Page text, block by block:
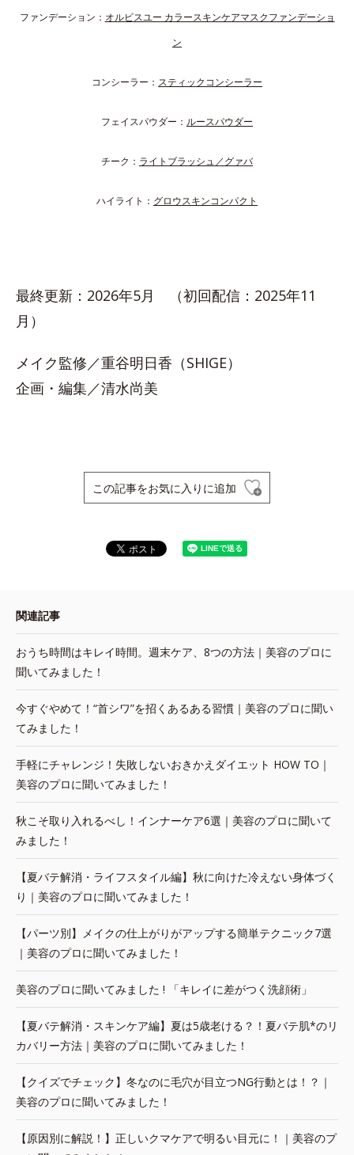
ファンデーション： オルビスユー カラースキンケアマスクファンデーショ
ン
コンシーラー： スティックコンシーラー
フェイスパウダー： ルースパウダー
チーク： ライトブラッシュ／グァバ
ハイライト： グロウスキンコンパクト
最終更新：2026年5月 （初回配信：2025年11
月）
メイク監修／重谷明日香（SHIGE）
企画・編集／清水尚美
この記事をお気に入りに追加
関連記事
おうち時間はキレイ時間。週末ケア、8つの方法｜美容のプロに
聞いてみました！
今すぐやめて！“首シワ”を招くあるある習慣｜美容のプロに聞い
てみました！
手軽にチャレンジ！失敗しないおきかえダイエット HOW TO｜
美容のプロに聞いてみました！
秋こそ取り入れるべし！インナーケア6選｜美容のプロに聞いて
みました！
【夏バテ解消・ライフスタイル編】秋に向けた冷えない身体づく
り｜美容のプロに聞いてみました！
【パーツ別】メイクの仕上がりがアップする簡単テクニック7選
｜美容のプロに聞いてみました！
美容のプロに聞いてみました ! 「キレイに差がつく洗顔術」
【夏バテ解消・スキンケア編】夏は5歳老ける？！夏バテ肌*のリ
カバリー方法｜美容のプロに聞いてみました！
【クイズでチェック】冬なのに毛穴が目立つNG行動とは！？｜
美容のプロに聞いてみました！
【原因別に解説！】正しいクマケアで明るい目元に！｜美容のプ